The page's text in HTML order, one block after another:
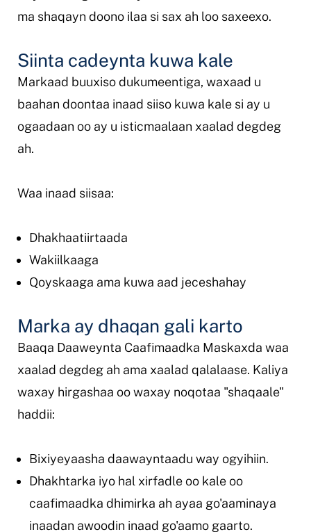
ma shaqayn doono ilaa si sax ah loo saxeexo.
Siinta cadeynta kuwa kale
Markaad buuxiso dukumeentiga, waxaad u
baahan doontaa inaad siiso kuwa kale si ay u
ogaadaan oo ay u isticmaalaan xaalad degdeg
ah.
Waa inaad siisaa:
Dhakhaatiirtaada
Wakiilkaaga
Qoyskaaga ama kuwa aad jeceshahay
Marka ay dhaqan gali karto
Baaqa Daaweynta Caafimaadka Maskaxda waa
xaalad degdeg ah ama xaalad qalalaase. Kaliya
waxay hirgashaa oo waxay noqotaa "shaqaale"
haddii:
Bixiyeyaasha daawayntaadu way ogyihiin.
Dhakhtarka iyo hal xirfadle oo kale oo
caafimaadka dhimirka ah ayaa go'aaminaya
inaadan awoodin inaad go'aamo gaarto.